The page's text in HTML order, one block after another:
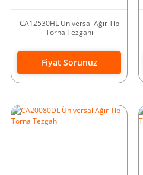
CA12530HL Üniversal Ağır Tip
Torna Tezgahı
Fiyat Sorunuz